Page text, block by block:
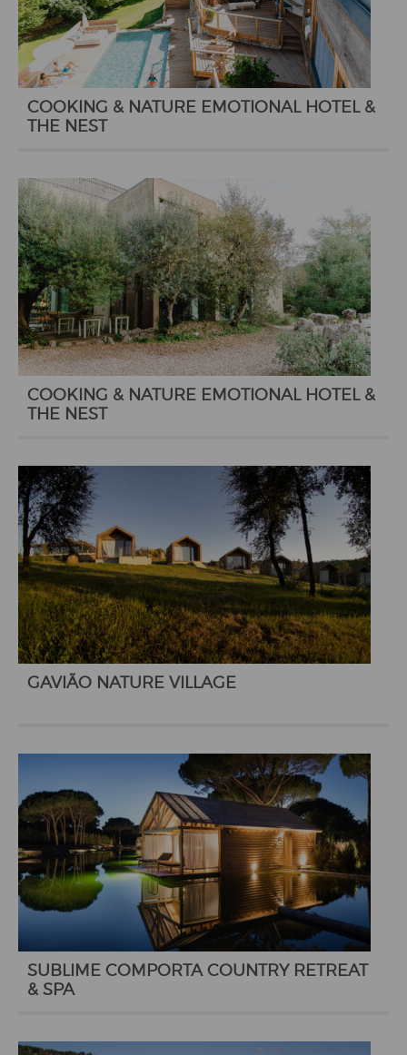
COOKING & NATURE EMOTIONAL HOTEL &
THE NEST
COOKING & NATURE EMOTIONAL HOTEL &
THE NEST
GAVIÃO NATURE VILLAGE
SUBLIME COMPORTA COUNTRY RETREAT
& SPA